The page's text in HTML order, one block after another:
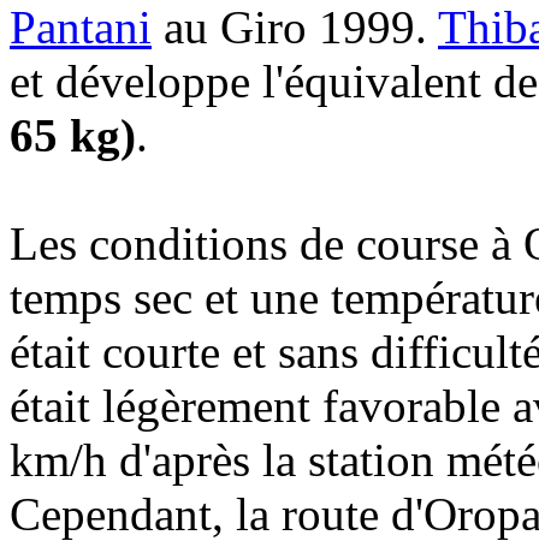
Pantani au Giro 1999.
et développe l'équivalent
65 kg).
Les conditions de course à
temps sec et une
était courte et sans
était légèrement favorable
km/h d'après la station
Cependant, la route